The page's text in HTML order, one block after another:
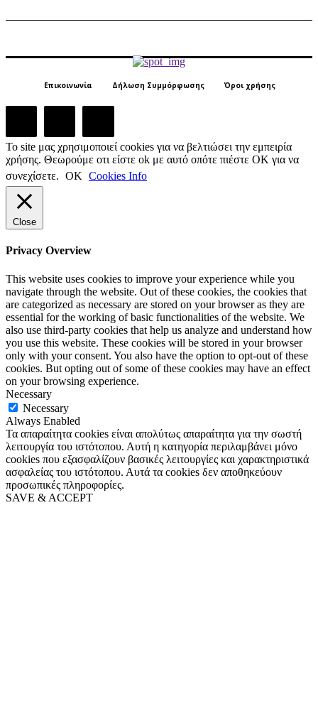
Επικοινωνία Δήλωση Συμμόρφωσης Όροι χρήσης
Το site μας χρησιμοποιεί cookies για να βελτιώσει την εμπειρία
χρήσης. Θεωρούμε οτι είστε ok με αυτό οπότε πιέστε ΟΚ για να
συνεχίσετε. ΟΚ Cookies Info
Close
Privacy Overview
This website uses cookies to improve your experience while you
navigate through the website. Out of these cookies, the cookies that
are categorized as necessary are stored on your browser as they are
essential for the working of basic functionalities of the website. We
also use third-party cookies that help us analyze and understand how
you use this website. These cookies will be stored in your browser
only with your consent. You also have the option to opt-out of these
cookies. But opting out of some of these cookies may have an effect
on your browsing experience.
Necessary
Necessary
Always Enabled
Τα απαραίτητα cookies είναι απολύτως απαραίτητα για την σωστή
λειτουργία του ιστότοπου. Αυτή η κατηγορία περιλαμβάνει μόνο
cookies που εξασφαλίζουν βασικές λειτουργίες και χαρακτηριστικά
ασφαλείας του ιστότοπου. Αυτά τα cookies δεν αποθηκεύουν
προσωπικές πληροφορίες.
SAVE & ACCEPT